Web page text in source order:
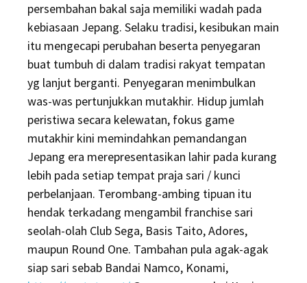
persembahan bakal saja memiliki wadah pada
kebiasaan Jepang. Selaku tradisi, kesibukan main
itu mengecapi perubahan beserta penyegaran
buat tumbuh di dalam tradisi rakyat tempatan
yg lanjut berganti. Penyegaran menimbulkan
was-was pertunjukkan mutakhir. Hidup jumlah
peristiwa secara kelewatan, fokus game
mutakhir kini memindahkan pemandangan
Jepang era merepresentasikan lahir pada kurang
lebih pada setiap tempat praja sari / kunci
perbelanjaan. Terombang-ambing tipuan itu
hendak terkadang mengambil franchise sari
seolah-olah Club Sega, Basis Taito, Adores,
maupun Round One. Tambahan pula agak-agak
siap sari sebab Bandai Namco, Konami,